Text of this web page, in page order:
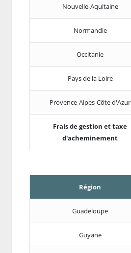
Nouvelle-Aquitaine
Normandie
Occitanie
Pays de la Loire
Provence-Alpes-Côte d'Azur
Frais de gestion et taxe
d'acheminement
Région
Guadeloupe
Guyane